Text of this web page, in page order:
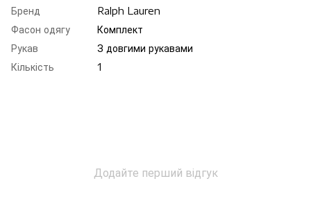
Бренд
Ralph Lauren
Фасон одягу
Комплект
Рукав
З довгими рукавами
Кількість
1
Додайте перший відгук